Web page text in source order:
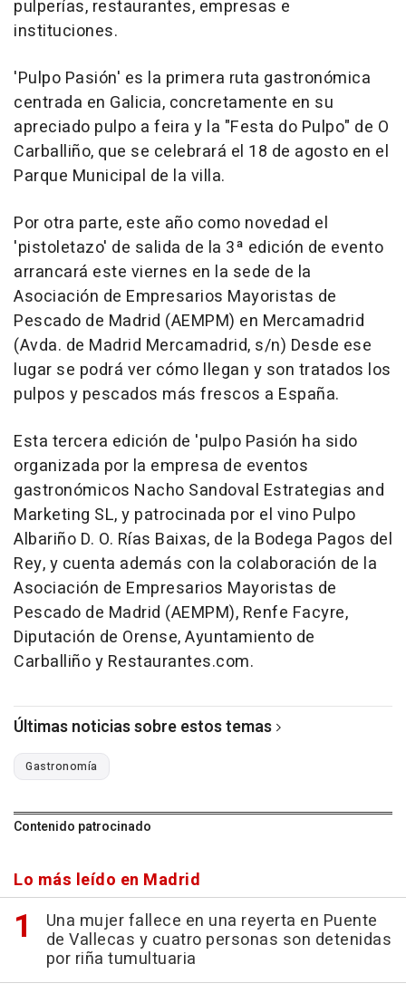
pulperías, restaurantes, empresas e
instituciones.
'Pulpo Pasión' es la primera ruta gastronómica
centrada en Galicia, concretamente en su
apreciado pulpo a feira y la "Festa do Pulpo" de O
Carballiño, que se celebrará el 18 de agosto en el
Parque Municipal de la villa.
Por otra parte, este año como novedad el
'pistoletazo' de salida de la 3ª edición de evento
arrancará este viernes en la sede de la
Asociación de Empresarios Mayoristas de
Pescado de Madrid (AEMPM) en Mercamadrid
(Avda. de Madrid Mercamadrid, s/n) Desde ese
lugar se podrá ver cómo llegan y son tratados los
pulpos y pescados más frescos a España.
Esta tercera edición de 'pulpo Pasión ha sido
organizada por la empresa de eventos
gastronómicos Nacho Sandoval Estrategias and
Marketing SL, y patrocinada por el vino Pulpo
Albariño D. O. Rías Baixas, de la Bodega Pagos del
Rey, y cuenta además con la colaboración de la
Asociación de Empresarios Mayoristas de
Pescado de Madrid (AEMPM), Renfe Facyre,
Diputación de Orense, Ayuntamiento de
Carballiño y Restaurantes.com.
Últimas noticias sobre estos temas
Gastronomía
Contenido patrocinado
Lo más leído en Madrid
Una mujer fallece en una reyerta en Puente
de Vallecas y cuatro personas son detenidas
por riña tumultuaria